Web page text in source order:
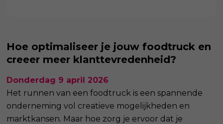
Hoe optimaliseer je jouw foodtruck en
creeer meer klanttevredenheid?
Donderdag 9 april 2026
Het runnen van een foodtruck is een spannende
onderneming vol creatieve mogelijkheden en
marktkansen. Maar hoe zorg je ervoor dat je